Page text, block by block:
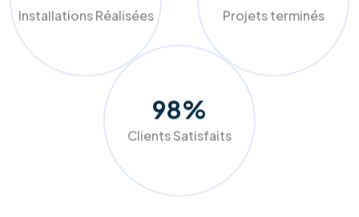
mesure (panneaux photovoltaïques, pompes à chaleur,
isolation), nous aidons les ménages et entreprises belges à
réduire drastiquement leurs factures tout en valorisant leur
Faites le choix de la qualité et de l'accompagnement de A à
Z pour un avenir plus vert et plus économique.
Demander mon audit gratuit